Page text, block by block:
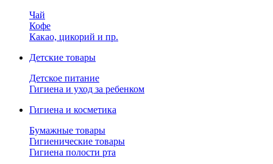
Чай
Кофе
Какао, цикорий и пр.
Детские товары
Детское питание
Гигиена и уход за ребенком
Гигиена и косметика
Бумажные товары
Гигиенические товары
Гигиена полости рта